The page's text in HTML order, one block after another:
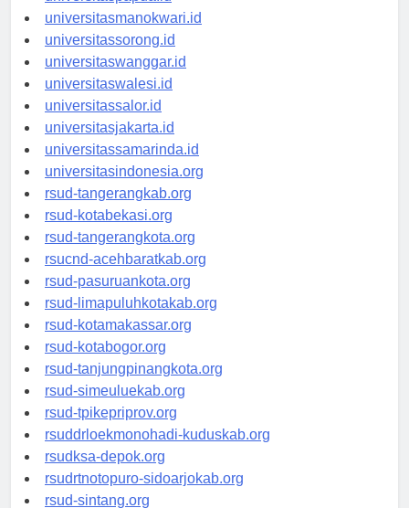
universitaspapua.id
universitasmanokwari.id
universitassorong.id
universitaswanggar.id
universitaswalesi.id
universitassalor.id
universitasjakarta.id
universitassamarinda.id
universitasindonesia.org
rsud-tangerangkab.org
rsud-kotabekasi.org
rsud-tangerangkota.org
rsucnd-acehbaratkab.org
rsud-pasuruankota.org
rsud-limapuluhkotakab.org
rsud-kotamakassar.org
rsud-kotabogor.org
rsud-tanjungpinangkota.org
rsud-simeuluekab.org
rsud-tpikepriprov.org
rsuddrloekmonohadi-kuduskab.org
rsudksa-depok.org
rsudrtnotopuro-sidoarjokab.org